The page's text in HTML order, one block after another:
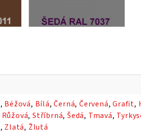
, Béžová, Bílá,Černá,Červená,Grafit,
Růžová,Stříbrná,Šedá, Tmavá,
, Zlatá, Žlutá